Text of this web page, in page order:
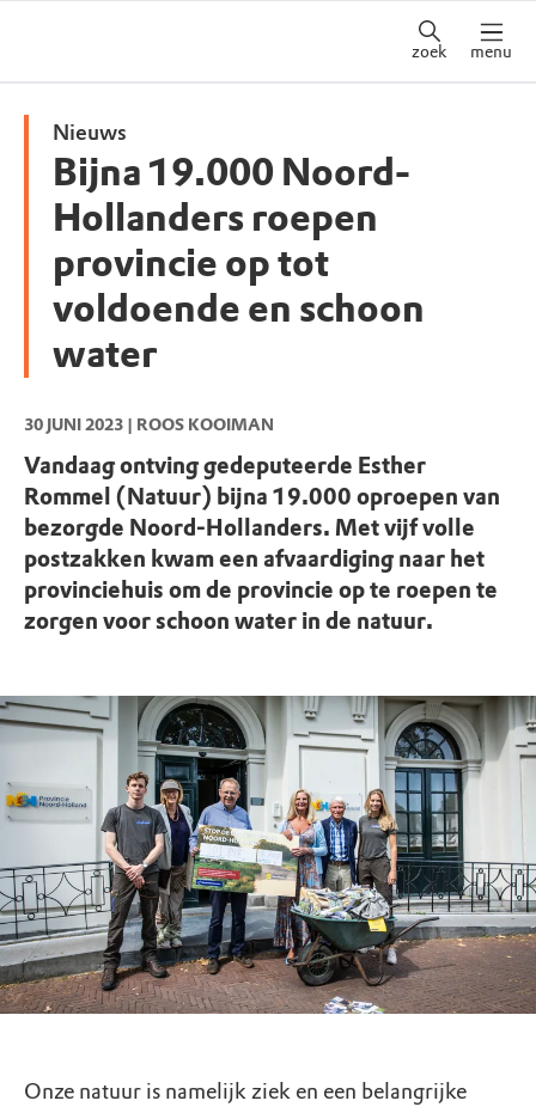
zoek menu
Nieuws
Bijna 19.000 Noord-
Hollanders roepen
provincie op tot
voldoende en schoon
water
30 JUNI 2023 | ROOS KOOIMAN
Vandaag ontving gedeputeerde Esther
Rommel (Natuur) bijna 19.000 oproepen van
bezorgde Noord-Hollanders. Met vijf volle
postzakken kwam een afvaardiging naar het
provinciehuis om de provincie op te roepen te
zorgen voor schoon water in de natuur.
Onze natuur is namelijk ziek en een belangrijke